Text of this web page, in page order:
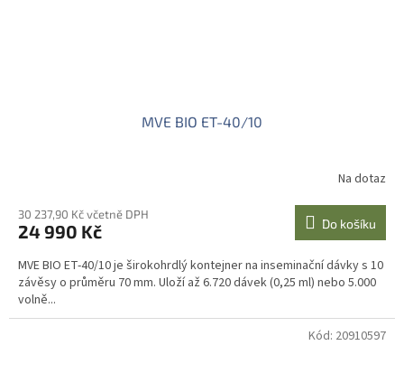
MVE BIO ET-40/10
Na dotaz
30 237,90 Kč včetně DPH
24 990 Kč Do košíku
MVE BIO ET-40/10 je širokohrdlý kontejner na inseminační dávky s 10
závěsy o průměru 70 mm. Uloží až 6.720 dávek (0,25 ml) nebo 5.000
volně...
Kód: 20910597